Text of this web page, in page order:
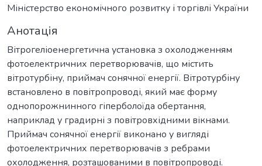
Міністерство економічного розвитку і торгівлі України
Анотація
Вітрогеліоенергетична установка з охолодженням
фотоелектричних перетворювачів, що містить
вітротурбіну, приймач сонячної енергії. Вітротурбіну
встановлено в повітропроводі, який має форму
однопорожнинного гіперболоїда обертання,
наприклад у градирні з повітровхідними вікнами.
Приймач сонячної енергії виконано у вигляді
фотоелектричних перетворювачів з ребрами
охолодження, розташованими в повітропроводі.